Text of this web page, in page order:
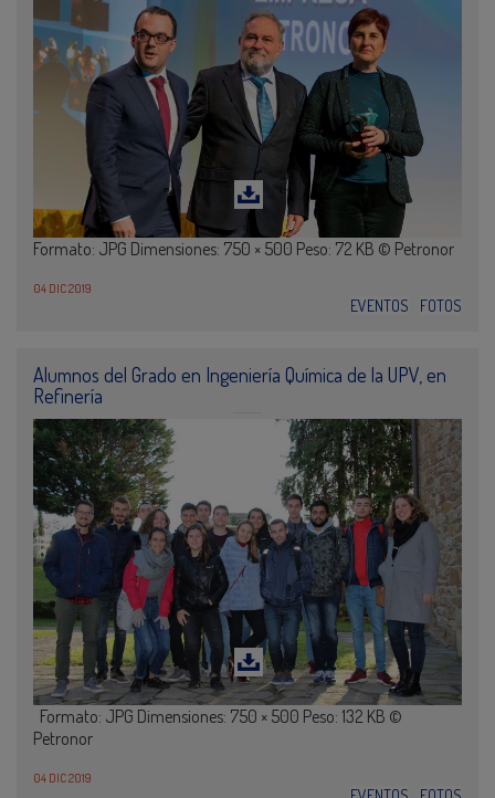
Formato: JPG Dimensiones: 750 × 500 Peso: 72 KB © Petronor
04 DIC 2019
EVENTOS FOTOS
Alumnos del Grado en Ingeniería Química de la UPV, en
Refinería
Formato: JPG Dimensiones: 750 × 500 Peso: 132 KB ©
Petronor
04 DIC 2019